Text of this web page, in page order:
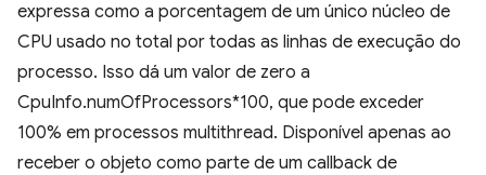
expressa como a porcentagem de um único núcleo de
CPU usado no total por todas as linhas de execução do
processo. Isso dá um valor de zero a
CpuInfo.numOfProcessors*100, que pode exceder
100% em processos multithread. Disponível apenas ao
receber o objeto como parte de um callback de